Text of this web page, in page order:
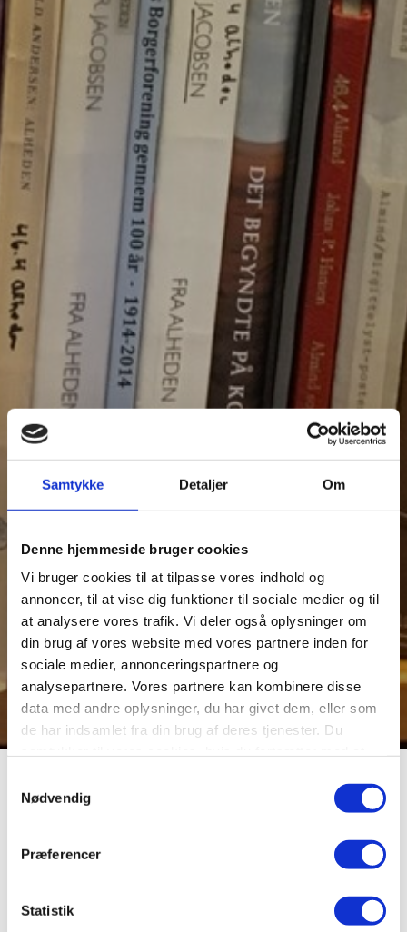
Samtykke Detaljer Om
Denne hjemmeside bruger cookies
Vi bruger cookies til at tilpasse vores indhold og
annoncer, til at vise dig funktioner til sociale medier og til
at analysere vores trafik. Vi deler også oplysninger om
din brug af vores website med vores partnere inden for
sociale medier, annonceringspartnere og
analysepartnere. Vores partnere kan kombinere disse
data med andre oplysninger, du har givet dem, eller som
de har indsamlet fra din brug af deres tjenester. Du
Nødvendig
Præferencer
Statistik
Romlund Sogn
Landsbyen
Romlund er en forteklyngeby. Landsbyens gårde lå fra de
tidligste tider i en klynge omkring det centrale